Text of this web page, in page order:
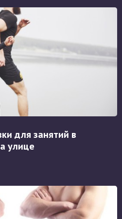
для занятий в
улице